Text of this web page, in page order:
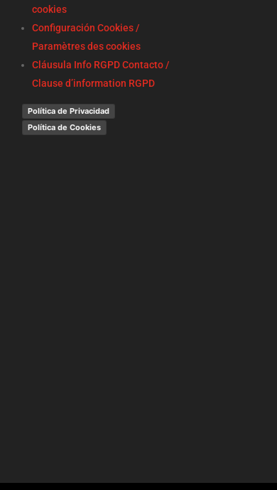
cookies
Configuración Cookies /
Paramètres des cookies
Cláusula Info RGPD Contacto /
Clause d’information RGPD
Política de Privacidad
Política de Cookies